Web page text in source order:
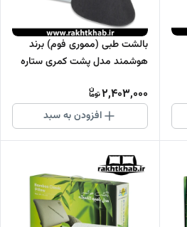
بالشت طبی (مموری فوم) برند
هوشمند مدل پشت کمری ستاره
2,403,000
افزودن به سبد